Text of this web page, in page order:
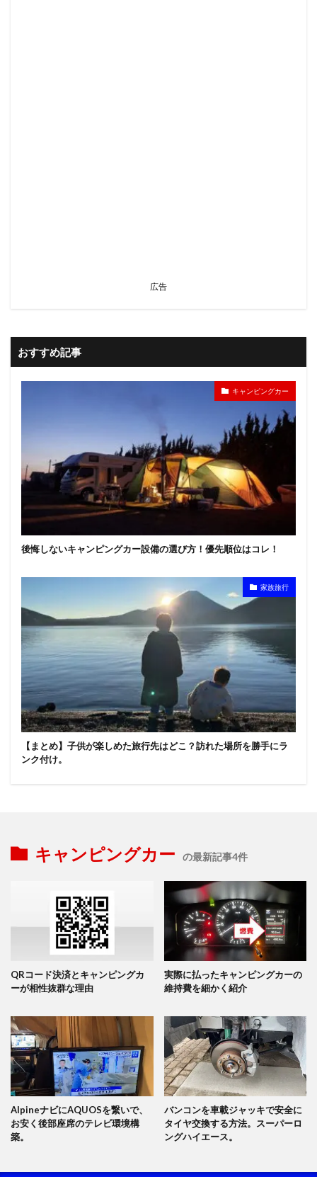
広告
おすすめ記事
キャンピングカー
後悔しないキャンピングカー設備の選び方！優先順位はコレ！
家族旅行
【まとめ】子供が楽しめた旅行先はどこ？訪れた場所を勝手にラ
ンク付け。
キャンピングカー の最新記事4件
QRコード決済とキャンピングカ
ーが相性抜群な理由
実際に払ったキャンピングカーの
維持費を細かく紹介
AlpineナビにAQUOSを繋いで、
お安く後部座席のテレビ環境構
築。
バンコンを車載ジャッキで安全に
タイヤ交換する方法。スーパーロ
ングハイエース。